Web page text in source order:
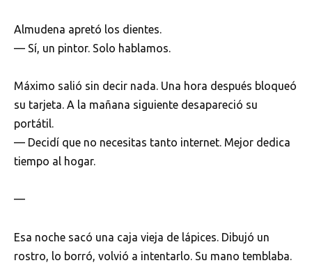
Almudena apretó los dientes.
— Sí, un pintor. Solo hablamos.
Máximo salió sin decir nada. Una hora después bloqueó
su tarjeta. A la mañana siguiente desapareció su
portátil.
— Decidí que no necesitas tanto internet. Mejor dedica
tiempo al hogar.
—
Esa noche sacó una caja vieja de lápices. Dibujó un
rostro, lo borró, volvió a intentarlo. Su mano temblaba.